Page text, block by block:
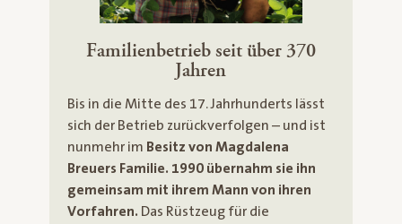
Familienbetrieb seit über 370
Jahren
Bis in die Mitte des 17. Jahrhunderts lässt
sich der Betrieb zurückverfolgen – und ist
nunmehr im Besitz von Magdalena
Breuers Familie. 1990 übernahm sie ihn
gemeinsam mit ihrem Mann von ihren
Vorfahren. Das Rüstzeug für die